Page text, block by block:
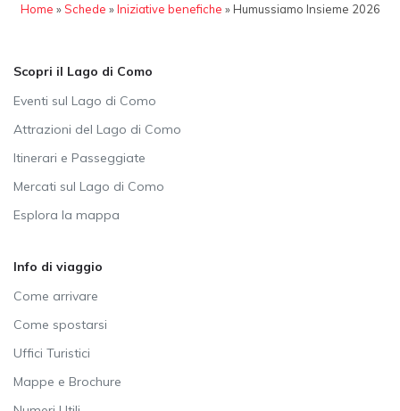
Home »Schede »Iniziative benefiche » Humussiamo Insieme 2026
Scopri il Lago di Como
Eventi sul Lago di Como
Attrazioni del Lago di Como
Itinerari e Passeggiate
Mercati sul Lago di Como
Esplora la mappa
Info di viaggio
Come arrivare
Come spostarsi
Uffici Turistici
Mappe e Brochure